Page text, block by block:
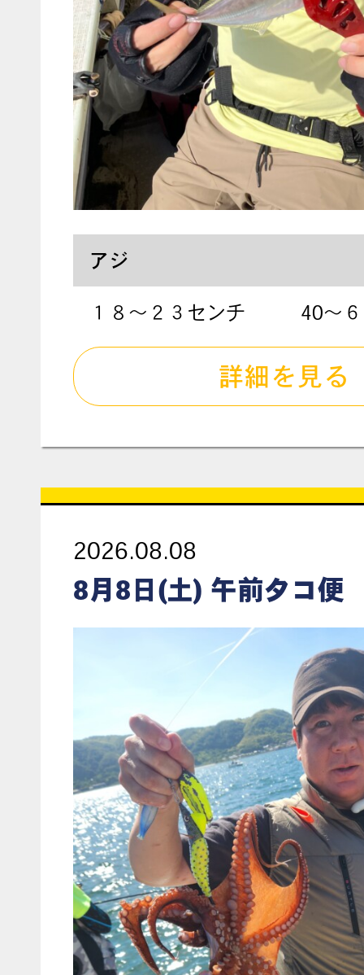
アジ
１８〜２３センチ 40〜
詳細を見る
2026.08.08
8月8日(土) 午前タコ便